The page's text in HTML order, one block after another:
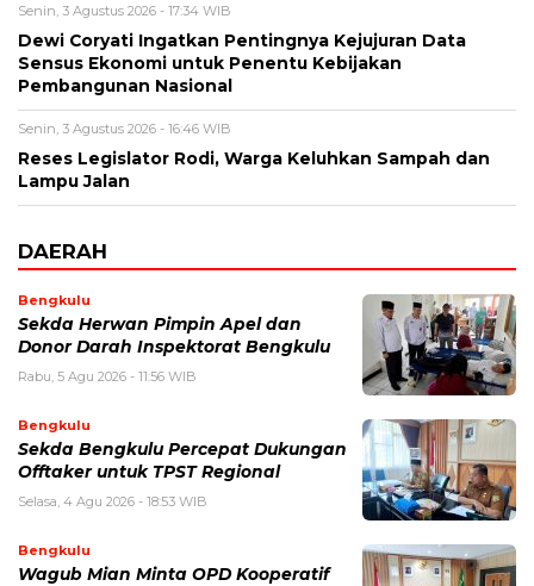
Senin, 3 Agustus 2026 - 17:34 WIB
Dewi Coryati Ingatkan Pentingnya Kejujuran Data
Sensus Ekonomi untuk Penentu Kebijakan
Pembangunan Nasional
Senin, 3 Agustus 2026 - 16:46 WIB
Reses Legislator Rodi, Warga Keluhkan Sampah dan
Lampu Jalan
DAERAH
Bengkulu
Sekda Herwan Pimpin Apel dan
Donor Darah Inspektorat Bengkulu
Rabu, 5 Agu 2026 - 11:56 WIB
Bengkulu
Sekda Bengkulu Percepat Dukungan
Offtaker untuk TPST Regional
Selasa, 4 Agu 2026 - 18:53 WIB
Bengkulu
Wagub Mian Minta OPD Kooperatif